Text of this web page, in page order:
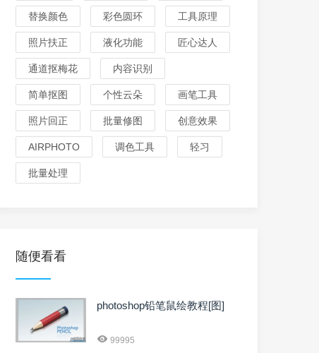
替换颜色 彩色圆环 工具原理
照片扶正 液化功能 匠心达人
通道抠梅花 内容识别
简单抠图 个性云朵 画笔工具
照片回正 批量修图 创意效果
AIRPHOTO 调色工具 轻习
批量处理
随便看看
photoshop铅笔鼠绘教程[图]
99995